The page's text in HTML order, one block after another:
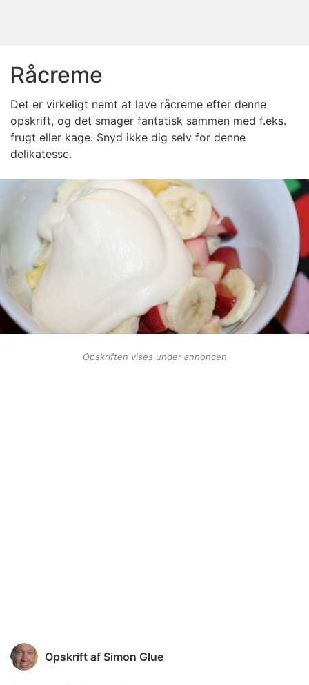
Råcreme
Det er virkeligt nemt at lave råcreme efter denne
opskrift, og det smager fantatisk sammen med f.eks.
frugt eller kage. Snyd ikke dig selv for denne
delikatesse.
Opskriften vises under annoncen
Opskrift af Simon Glue